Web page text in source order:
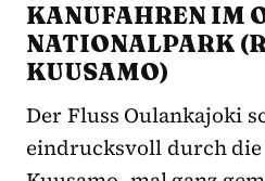
KANUFAHREN IM
NATIONALPARK
KUUSAMO)
Der Fluss Oulankajoki
eindrucksvoll durch die